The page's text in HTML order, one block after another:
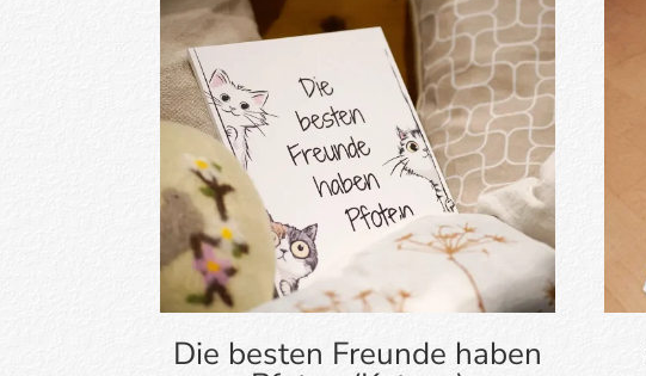
Die besten Freunde haben